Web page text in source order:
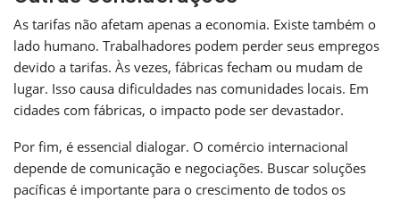
As tarifas não afetam apenas a economia. Existe também o
lado humano. Trabalhadores podem perder seus empregos
devido a tarifas. Às vezes, fábricas fecham ou mudam de
lugar. Isso causa dificuldades nas comunidades locais. Em
cidades com fábricas, o impacto pode ser devastador.
Por fim, é essencial dialogar. O comércio internacional
depende de comunicação e negociações. Buscar soluções
pacíficas é importante para o crescimento de todos os